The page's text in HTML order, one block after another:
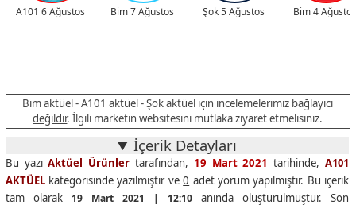
A101 6 Ağustos Bim 7 Ağustos Şok 5 Ağustos Bim 4 Ağustos
Bim aktüel - A101 aktüel - Şok aktüel için incelemelerimiz bağlayıcı
değildir. İlgili marketin websitesini mutlaka ziyaret etmelisiniz.
İçerik Detayları
Bu yazıAktüel Ürünler tarafından, 19 Mart 2021 tarihinde,A101
AKTÜELkategorisinde yazılmıştır ve0 adet yorum yapılmıştır. Bu içerik
tam olarak 19 Mart 2021 | 12:10anında oluşturulmuştur. Son